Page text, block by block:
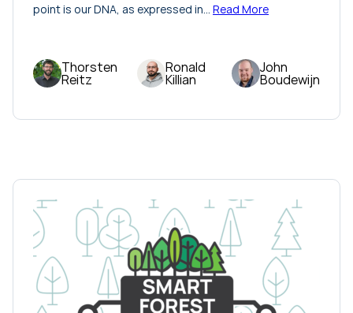
point is our DNA, as expressed in… Read More
Thorsten
Reitz
Ronald
Killian
John
Boudewijn